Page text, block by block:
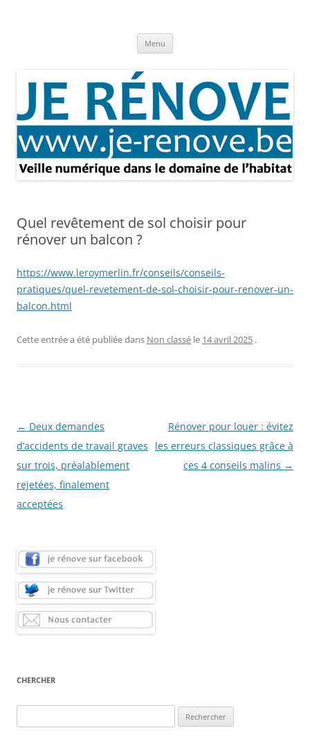
Menu
Quel revêtement de sol choisir pour
rénover un balcon ?
https://www.leroymerlin.fr/conseils/conseils-
pratiques/quel-revetement-de-sol-choisir-pour-renover-un-
balcon.html
Cette entrée a été publiée dans Non classé le 14 avril 2025 .
Navigation
des
articles
← Deux demandes
d’accidents de travail graves
sur trois, préalablement
rejetées, finalement
acceptées
Rénover pour louer : évitez
les erreurs classiques grâce à
ces 4 conseils malins →
CHERCHER